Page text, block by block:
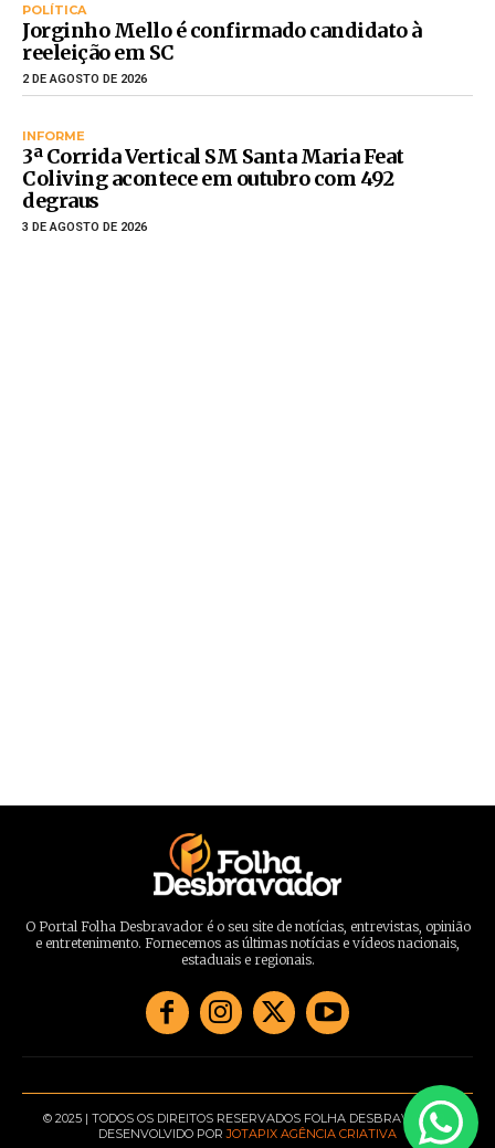
POLÍTICA
Jorginho Mello é confirmado candidato à
reeleição em SC
2 DE AGOSTO DE 2026
INFORME
3ª Corrida Vertical SM Santa Maria Feat
Coliving acontece em outubro com 492
degraus
3 DE AGOSTO DE 2026
O Portal Folha Desbravador é o seu site de notícias, entrevistas, opinião
e entretenimento. Fornecemos as últimas notícias e vídeos nacionais,
estaduais e regionais.
© 2025 | TODOS OS DIREITOS RESERVADOS FOLHA DESBRAVADOR |
DESENVOLVIDO PORJOTAPIX AGÊNCIA CRIATIVA